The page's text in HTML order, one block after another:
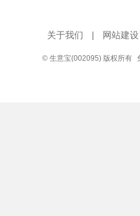
关于我们 | 网站建设
© 生意宝(002095) 版权所有